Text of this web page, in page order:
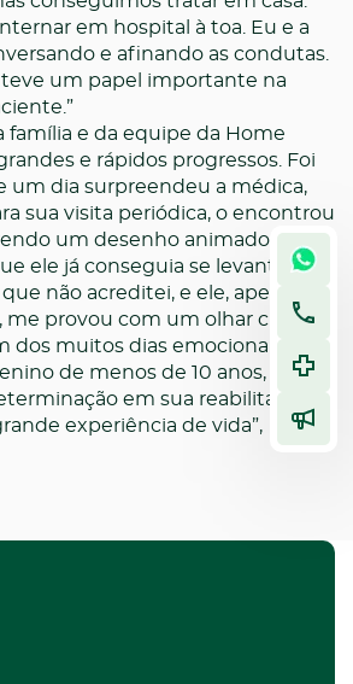
em hospital à toa. Eu e a
e afinando as condutas.
teve um papel importante na
família e da equipe da Home
e rápidos progressos. Foi
um dia surpreendeu a médica,
sua visita periódica, o encontrou
um desenho animado. A
ele já conseguia se levantar
não acreditei, e ele, apesar de
me provou com um olhar cheio
dos muitos dias emocionantes
de menos de 10 anos, que
em sua reabilitação e
experiência de vida”,